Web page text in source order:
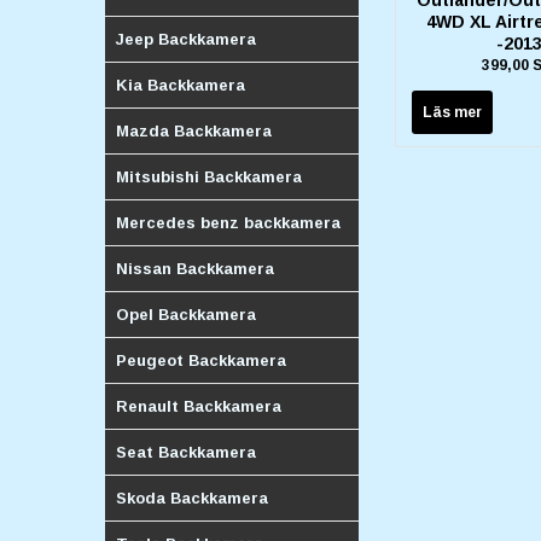
Jeep Backkamera
Kia Backkamera
Mazda Backkamera
Mitsubishi Backkamera
Mercedes benz backkamera
Nissan Backkamera
Opel Backkamera
Peugeot Backkamera
Renault Backkamera
Seat Backkamera
Skoda Backkamera
4WD XL
-
399,00
Läs mer